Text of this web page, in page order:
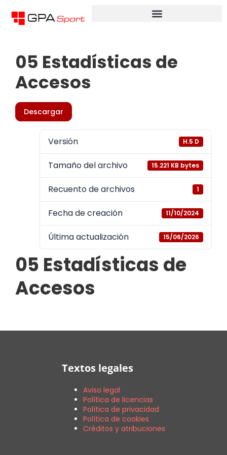
05 Estadísticas de
Accesos
Descargar
Versión H.5 D
Tamaño del archivo 15.221 KB bytes
Recuento de archivos 1
Fecha de creación 11/10/2024
Última actualización 15/06/2026
05 Estadísticas de
Accesos
Textos legales
Aviso legal
Política de licencias
Política de privacidad
Política de cookies
Créditos y atribuciones